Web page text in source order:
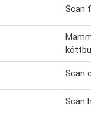
Scan
Mamma
Scan
Scan